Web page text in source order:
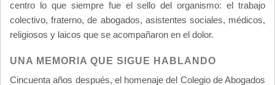
centro lo que siempre fue el sello del organismo: el trabajo
colectivo, fraterno, de abogados, asistentes sociales, médicos,
religiosos y laicos que se acompañaron en el dolor.
UNA MEMORIA QUE SIGUE HABLANDO
Cincuenta años después, el homenaje del Colegio de Abogados